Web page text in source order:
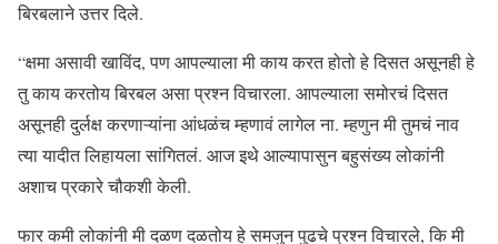
बिरबलाने उत्तर दिले.
“क्षमा असावी खाविंद, पण आपल्याला मी काय करत होतो हे दिसत असूनही हे
तु काय करतोय बिरबल असा प्रश्न विचारला. आपल्याला समोरचं दिसत
असूनही दुर्लक्ष करणाऱ्यांना आंधळंच म्हणावं लागेल ना. म्हणुन मी तुमचं नाव
त्या यादीत लिहायला सांगितलं. आज इथे आल्यापासुन बहुसंख्य लोकांनी
अशाच प्रकारे चौकशी केली.
फार कमी लोकांनी मी दळण दळतोय हे समजुन पुढचे प्रश्न विचारले, कि मी